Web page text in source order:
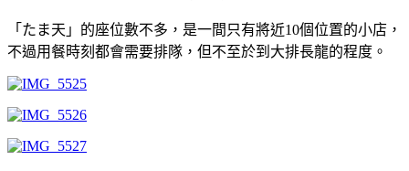
「たま天」的座位數不多，是一間只有將近10個位置的小店，
不過用餐時刻都會需要排隊，但不至於到大排長龍的程度。